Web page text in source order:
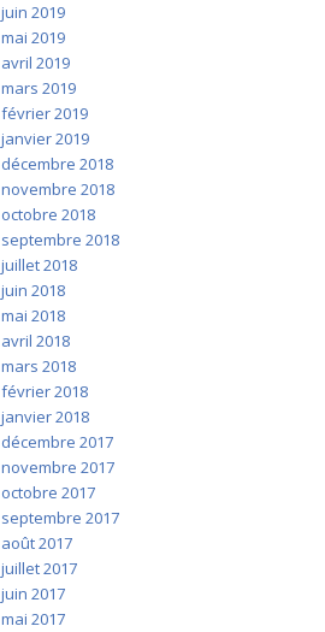
juin 2019
mai 2019
avril 2019
mars 2019
février 2019
janvier 2019
décembre 2018
novembre 2018
octobre 2018
septembre 2018
juillet 2018
juin 2018
mai 2018
avril 2018
mars 2018
février 2018
janvier 2018
décembre 2017
novembre 2017
octobre 2017
septembre 2017
août 2017
juillet 2017
juin 2017
mai 2017